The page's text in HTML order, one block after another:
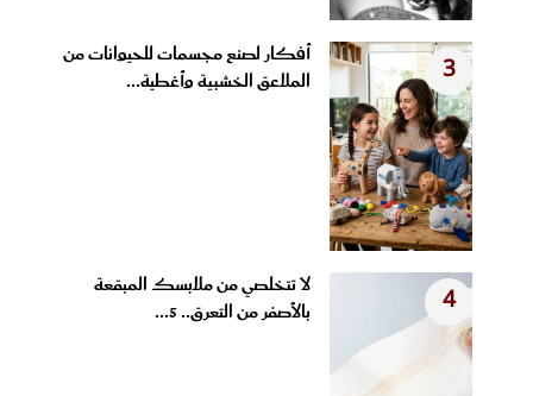
3
أفكار لصنع مجسمات للحيوانات من
الملاعق الخشبية وأغطية...
4
لا تتخلصي من ملابسك المبقعة
بالأصفر من التعرق.. 5...